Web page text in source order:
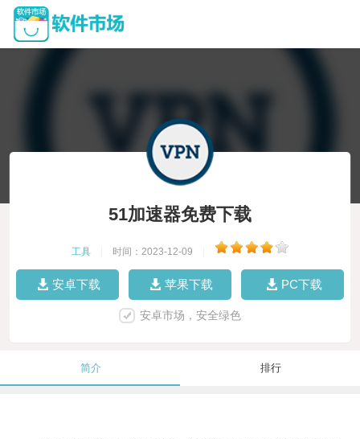
51加速器免费下载
工具 时间：2023-12-09
安卓下载 苹果下载 PC下载
安卓市场，安全绿色
简介 排行